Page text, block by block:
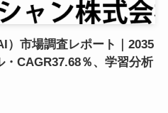
）市場調査レポート｜2035
・CAGR37.68％、学習分析